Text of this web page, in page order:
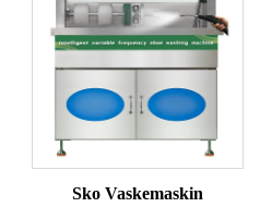
Sko Vaskemaskin